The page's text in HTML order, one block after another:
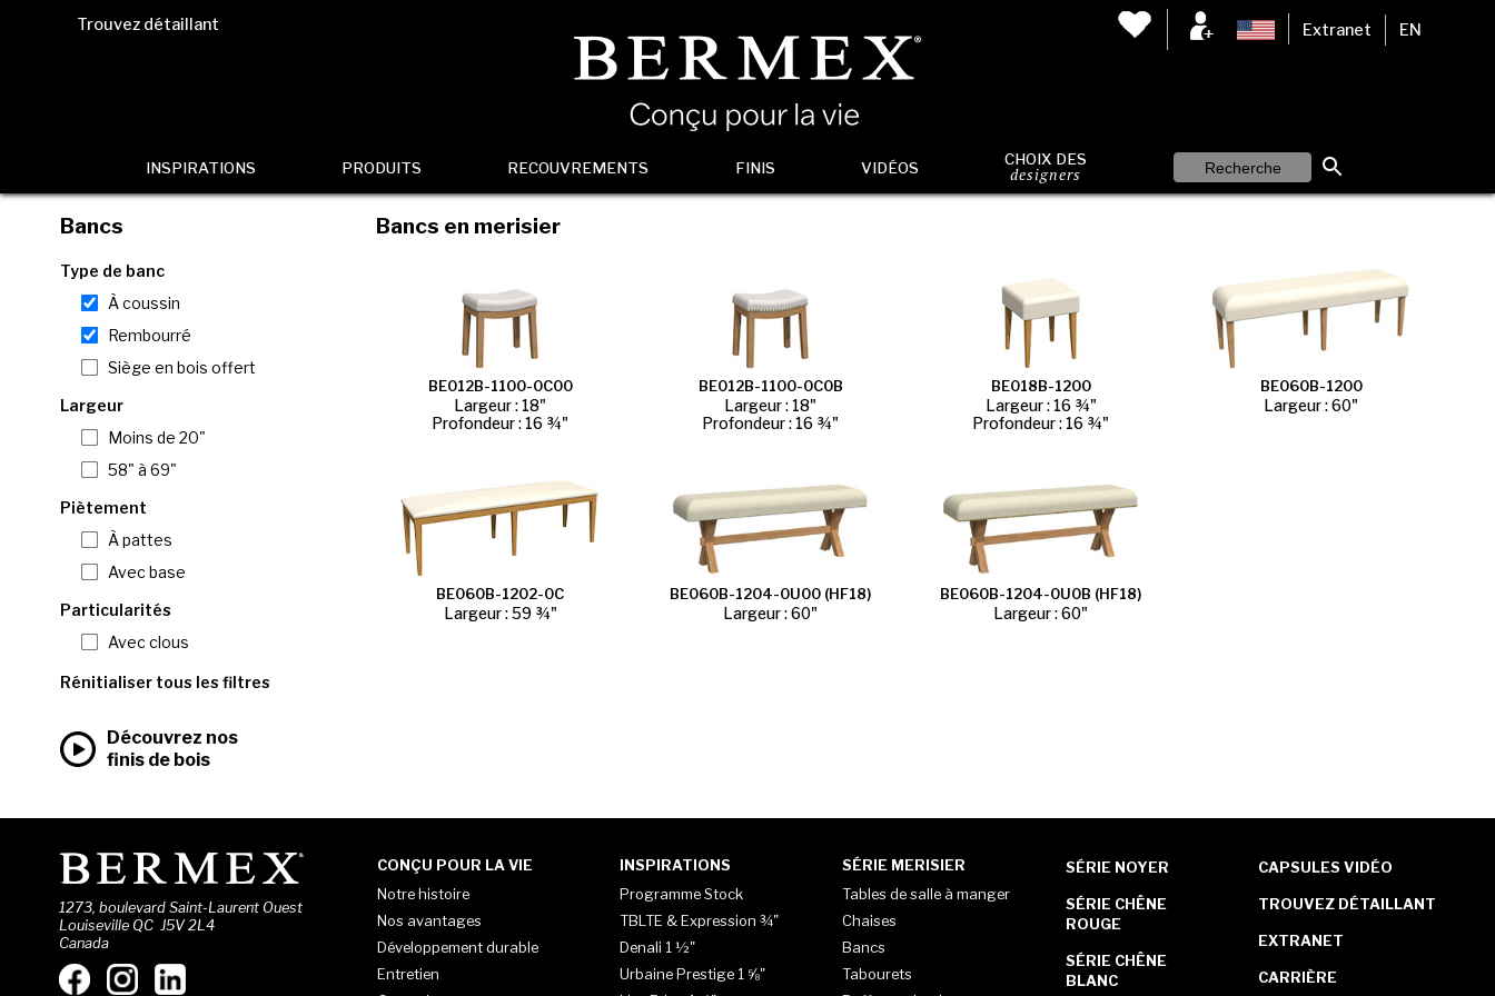
Trouvez détaillant Extranet EN
INSPIRATIONS PRODUITS RECOUVREMENTS FINIS VIDÉOS CHOIX DES
designers
Bancs
Type de banc
À coussin
Rembourré
Siège en bois offert
Largeur
Moins de 20"
58" à 69"
Piètement
À pattes
Avec base
Particularités
Avec clous
Rénitialiser tous les filtres
Découvrez nos
finis de bois
Bancs en merisier
BE012B-1100-0C00
Largeur : 18"
Profondeur : 16 ¾"
BE012B-1100-0C0B
Largeur : 18"
Profondeur : 16 ¾"
BE018B-1200
Largeur : 16 ¾"
Profondeur : 16 ¾"
BE060B-1200
Largeur : 60"
BE060B-1202-0C
Largeur : 59 ¾"
BE060B-1204-0U00 (HF18)
Largeur : 60"
BE060B-1204-0U0B (HF18)
Largeur : 60"
1273, boulevard Saint-Laurent Ouest
Louiseville QC J5V 2L4
Canada
CONÇU POUR LA VIE
Notre histoire
Nos avantages
Développement durable
Entretien
INSPIRATIONS
Programme Stock
TBLTE & Expression ¾"
Denali 1 ½"
Urbaine Prestige 1 ⅝"
SÉRIE MERISIER
Tables de salle à manger
Chaises
Bancs
Tabourets
SÉRIE NOYER
SÉRIE CHÊNE
ROUGE
SÉRIE CHÊNE
BLANC
CAPSULES VIDÉO
TROUVEZ DÉTAILLANT
EXTRANET
CARRIÈRE